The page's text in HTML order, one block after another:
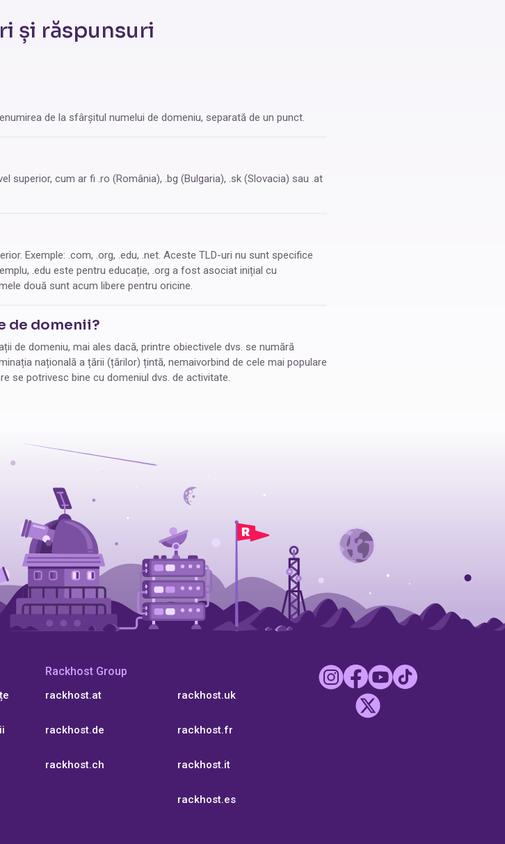
și răspunsuri
de la sfârșitul numelui de domeniu, separată de un punct.
superior, cum ar fi .ro (România), .bg (Bulgaria), .sk (Slovacia) sau .at
Exemple: .com, .org, .edu, .net. Aceste TLD-uri nu sunt specifice
.edu este pentru educație, .org a fost asociat inițial cu
două sunt acum libere pentru oricine.
de domenii?
de domeniu, mai ales dacă, printre obiectivele dvs. se numără
națională a țării (țărilor) țintă, nemaivorbind de cele mai populare
se potrivesc bine cu domeniul dvs. de activitate.
Rackhost Group
rackhost.at
rackhost.de
rackhost.ch
rackhost.uk
rackhost.fr
rackhost.it
rackhost.es